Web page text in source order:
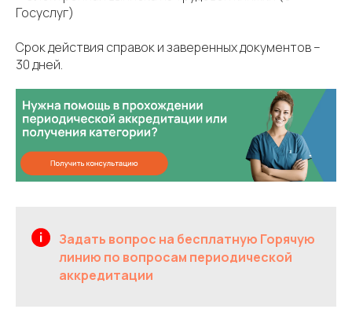
Госуслуг)
Срок действия справок и заверенных документов –
30 дней.
Задать вопрос на бесплатную Горячую
линию по вопросам периодической
аккредитации